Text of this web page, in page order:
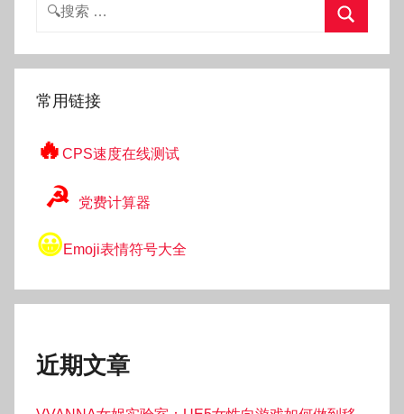
索
常用链接
🔥 CPS速度在线测试
☭ 党费计算器
😀Emoji表情符号大全
近期文章